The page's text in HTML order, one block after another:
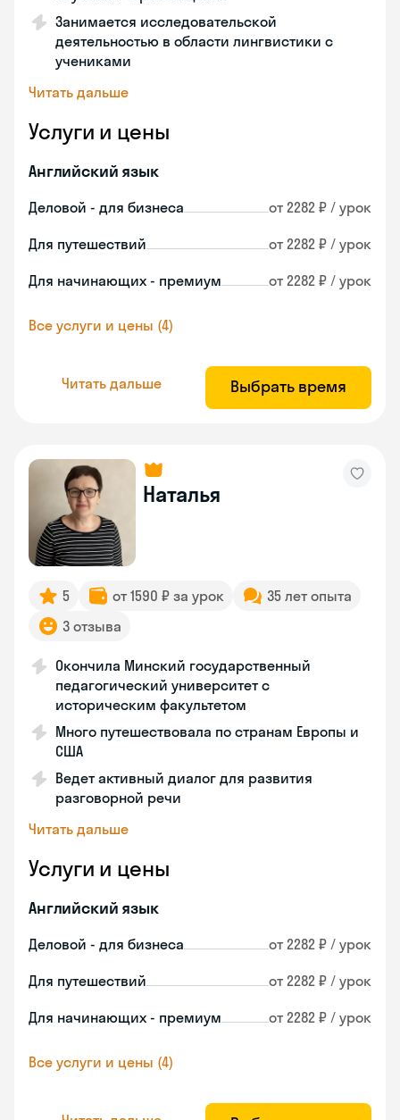
Занимается исследовательской
деятельностью в области лингвистики с
учениками
Читать дальше
Услуги и цены
Английский язык
Деловой - для бизнеса от 2282 ₽ / урок
Для путешествий от 2282 ₽ / урок
Для начинающих - премиум от 2282 ₽ / урок
Все услуги и цены (4)
Читать дальше Выбрать время
Наталья
5 от 1590 ₽ за урок
35 лет опыта
3 отзыва
Окончила Минский государственный
педагогический университет с
историческим факультетом
Много путешествовала по странам Европы и
США
Ведет активный диалог для развития
разговорной речи
Читать дальше
Услуги и цены
Английский язык
Деловой - для бизнеса от 2282 ₽ / урок
Для путешествий от 2282 ₽ / урок
Для начинающих - премиум от 2282 ₽ / урок
Все услуги и цены (4)